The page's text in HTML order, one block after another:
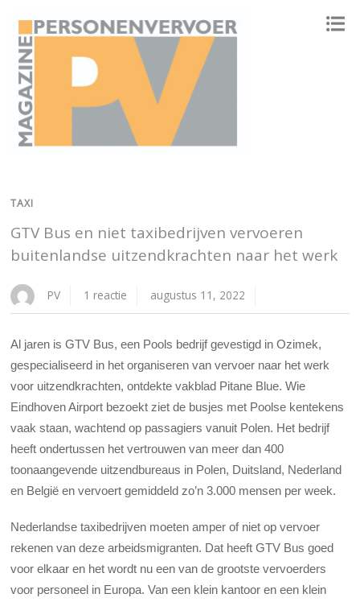
TAXI
GTV Bus en niet taxibedrijven vervoeren
buitenlandse uitzendkrachten naar het werk
PV 1 reactie augustus 11, 2022
Al jaren is GTV Bus, een Pools bedrijf gevestigd in Ozimek,
gespecialiseerd in het organiseren van vervoer naar het werk
voor uitzendkrachten, ontdekte vakblad Pitane Blue. Wie
Eindhoven Airport bezoekt ziet de busjes met Poolse kentekens
vaak staan, wachtend op passagiers vanuit Polen. Het bedrijf
heeft ondertussen het vertrouwen van meer dan 400
toonaangevende uitzendbureaus in Polen, Duitsland, Nederland
en België en vervoert gemiddeld zo’n 3.000 mensen per week.
Nederlandse taxibedrijven moeten amper of niet op vervoer
rekenen van deze arbeidsmigranten. Dat heeft GTV Bus goed
voor elkaar en het wordt nu een van de grootste vervoerders
voor personeel in Europa. Van een klein kantoor en een klein